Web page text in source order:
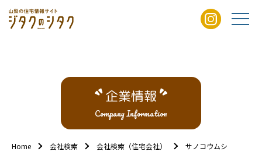
企業情報
Company Information
Home 会社検索 会社検索（住宅会社） サノコウムショ